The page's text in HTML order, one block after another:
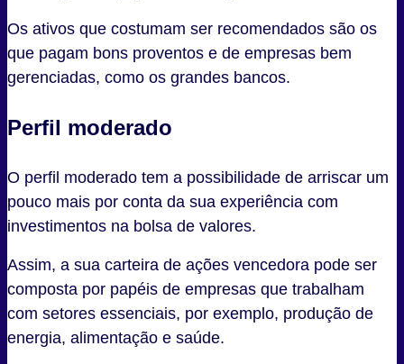
Os ativos que costumam ser recomendados são os
que pagam bons proventos e de empresas bem
gerenciadas, como os grandes bancos.
Perfil moderado
O perfil moderado tem a possibilidade de arriscar um
pouco mais por conta da sua experiência com
investimentos na bolsa de valores.
Assim, a sua carteira de ações vencedora pode ser
composta por papéis de empresas que trabalham
com setores essenciais, por exemplo, produção de
energia, alimentação e saúde.